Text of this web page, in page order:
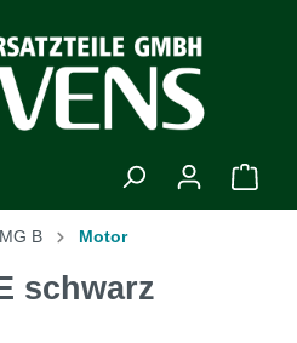
MG B Motor
schwarz